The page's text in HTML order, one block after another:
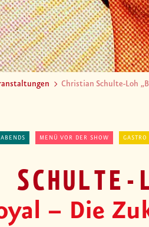
Christian Schulte-Loh
ABENDS MENÜ VOR DER SHOW GASTRO
– Die